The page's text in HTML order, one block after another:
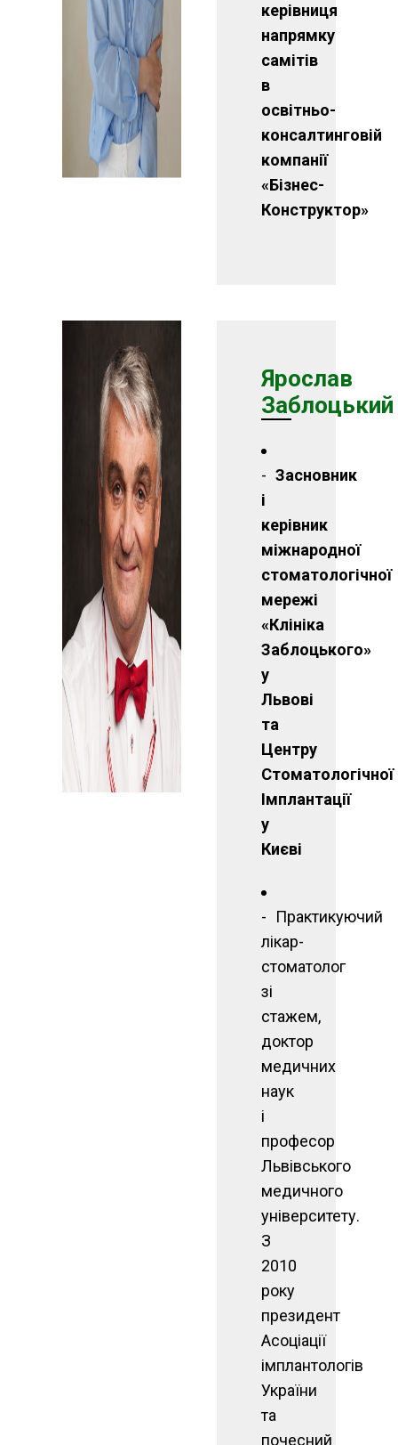
керівниця
напрямку
самітів
в
освітньо-
консалтинговій
компанії
«Бізнес-
Конструктор»
Ярослав
Заблоцький
Засновник
і
керівник
міжнародної
стоматологічної
мережі
«Клініка
Заблоцького»
у
Львові
та
Центру
Стоматологічної
Імплантації
у
Києві
Практикуючий
лікар-
стоматолог
зі
стажем,
доктор
медичних
наук
і
професор
Львівського
медичного
університету.
З
2010
року
президент
Асоціації
імплантологів
України
та
почесний